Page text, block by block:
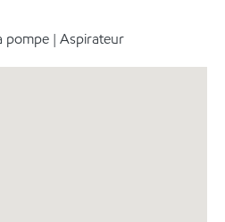
pompe | Aspirateur